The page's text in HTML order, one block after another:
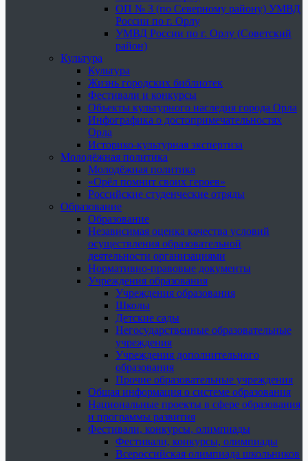
ОП № 3 (по Северному району) УМВД
России по г. Орлу
УМВД России по г. Орлу (Советский
район)
Культура
Культура
Жизнь городских библиотек
Фестивали и конкурсы
Объекты культурного наследия города Орла
Инфографика о достопримечательностях
Орла
Историко-культурная экспертиза
Молодёжная политика
Молодёжная политика
«Орёл помнит своих героев»
Российские студенческие отряды
Образование
Образование
Независимая оценка качества условий
осуществления образовательной
деятельности организациями
Нормативно-правовые документы
Учреждения образования
Учреждения образования
Школы
Детские сады
Негосударственные образовательные
учреждения
Учреждения дополнительного
образования
Прочие образовательные учреждения
Общая информация о системе образования
Национальные проекты в сфере образования
и программы развития
Фестивали, конкурсы, олимпиады
Фестивали, конкурсы, олимпиады
Всероссийская олимпиада школьников